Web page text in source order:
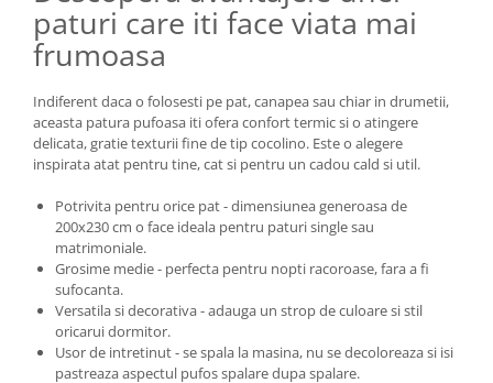
paturi care iti face viata mai
frumoasa
Indiferent daca o folosesti pe pat, canapea sau chiar in drumetii,
aceasta patura pufoasa iti ofera confort termic si o atingere
delicata, gratie texturii fine de tip cocolino. Este o alegere
inspirata atat pentru tine, cat si pentru un cadou cald si util.
Potrivita pentru orice pat - dimensiunea generoasa de
200x230 cm o face ideala pentru paturi single sau
matrimoniale.
Grosime medie - perfecta pentru nopti racoroase, fara a fi
sufocanta.
Versatila si decorativa - adauga un strop de culoare si stil
oricarui dormitor.
Usor de intretinut - se spala la masina, nu se decoloreaza si isi
pastreaza aspectul pufos spalare dupa spalare.